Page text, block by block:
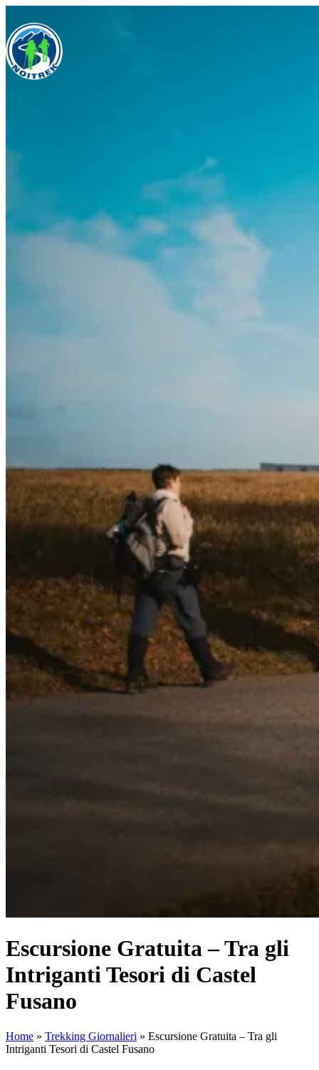
Escursione Gratuita – Tra gli
Intriganti Tesori di Castel
Fusano
Home » Trekking Giornalieri » Escursione Gratuita – Tra gli
Intriganti Tesori di Castel Fusano